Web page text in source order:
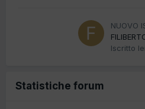
NUOVO
Iscritto
Statistiche forum